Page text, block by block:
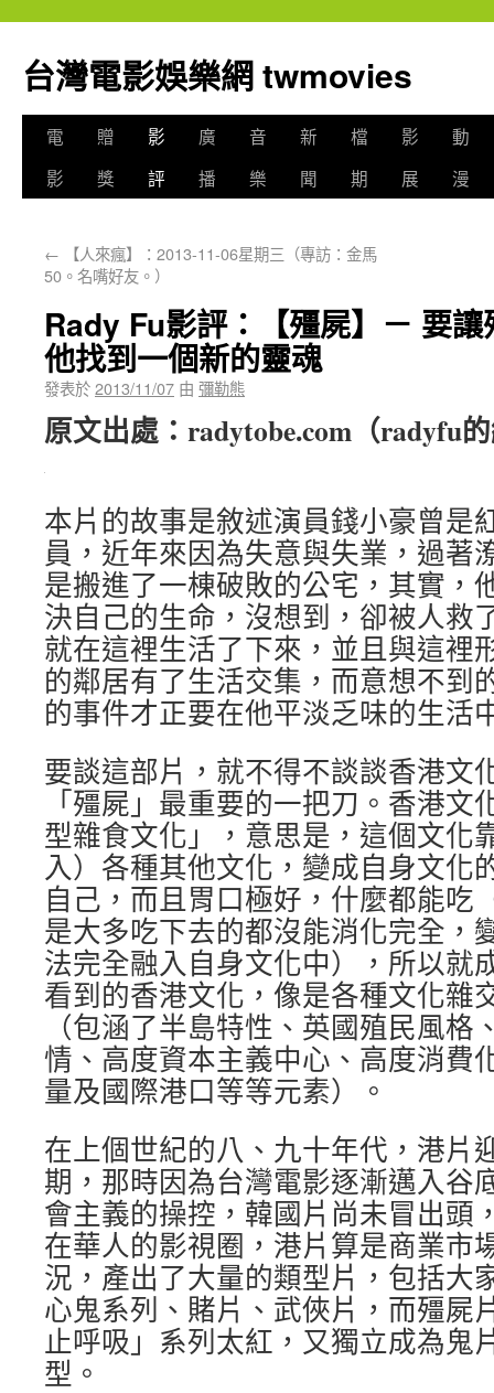
台灣電影娛樂網 twmovies
電
影
贈
獎
影
評
廣
播
音
樂
新
聞
檔
期
影
展
動
漫
← 【人來瘋】：2013-11-06星期三（專訪：金馬
50。名嘴好友。）
Rady Fu影評：【殭屍】－ 要
他找到一個新的靈魂
發表於2013/11/07 由 彌勒熊
原文出處： radytobe.com （radyfu
本片的故事是敘述演員錢小豪曾是
員，近年來因為失意與失業，過著
是搬進了一棟破敗的公宅，其實，
決自己的生命，沒想到，卻被人救
就在這裡生活了下來，並且與這裡
的鄰居有了生活交集，而意想不到
的事件才正要在他平淡乏味的生活
要談這部片，就不得不談談香港文
「殭屍」最重要的一把刀。香港文
型雜食文化」，意思是，這個文化
入）各種其他文化，變成自身文化
自己，而且胃口極好，什麼都能吃
是大多吃下去的都沒能消化完全，
法完全融入自身文化中），所以就
看到的香港文化，像是各種文化雜
（包涵了半島特性、英國殖民風格
情、高度資本主義中心、高度消費
量及國際港口等等元素）。
在上個世紀的八、九十年代，港片
期，那時因為台灣電影逐漸邁入谷
會主義的操控，韓國片尚未冒出頭
在華人的影視圈，港片算是商業市
況，產出了大量的類型片，包括大
心鬼系列、賭片、武俠片，而殭屍
止呼吸」系列太紅，又獨立成為鬼
型。